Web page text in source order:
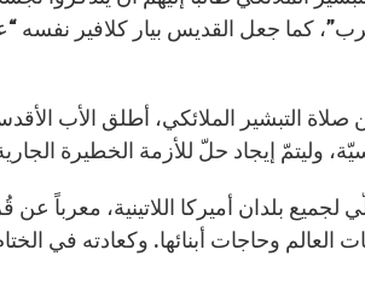
كما جعل القديس بيار كلافير نفسه
صلاة التبشير الملائكي، أطلق الأب
وليتمّ إيجاد حلّ للأزمة الخطيرة
لجميع بلدان أميركا اللاتينية، معرباً عن
العالم وحاجات أبنائها. وكعادته في